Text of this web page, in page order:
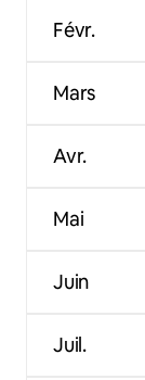
Févr.
Mars
Avr.
Mai
Juin
Juil.